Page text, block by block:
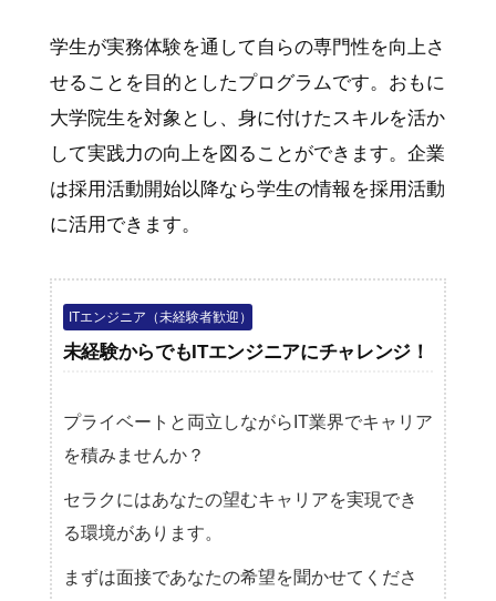
学生が実務体験を通して自らの専門性を向上さ
せることを目的としたプログラムです。おもに
大学院生を対象とし、身に付けたスキルを活か
して実践力の向上を図ることができます。企業
は採用活動開始以降なら学生の情報を採用活動
に活用できます。
ITエンジニア（未経験者歓迎）
未経験からでもITエンジニアにチャレンジ！
プライベートと両立しながらIT業界でキャリア
を積みませんか？
セラクにはあなたの望むキャリアを実現でき
る環境があります。
まずは面接であなたの希望を聞かせてくださ